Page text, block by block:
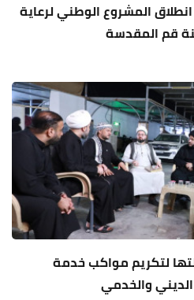
المشروع الوطني لرعاية
قم المقدسة
لتكريم مواكب خدمة
والخدمي